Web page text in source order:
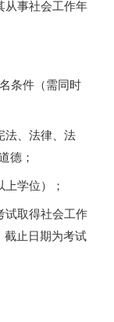
事社会工作年
条件（需同时
法、法律、法
德；
学位）；
取得社会工作
截止日期为考试